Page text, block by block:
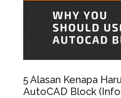
5 Alasan Kenapa
AutoCAD Block